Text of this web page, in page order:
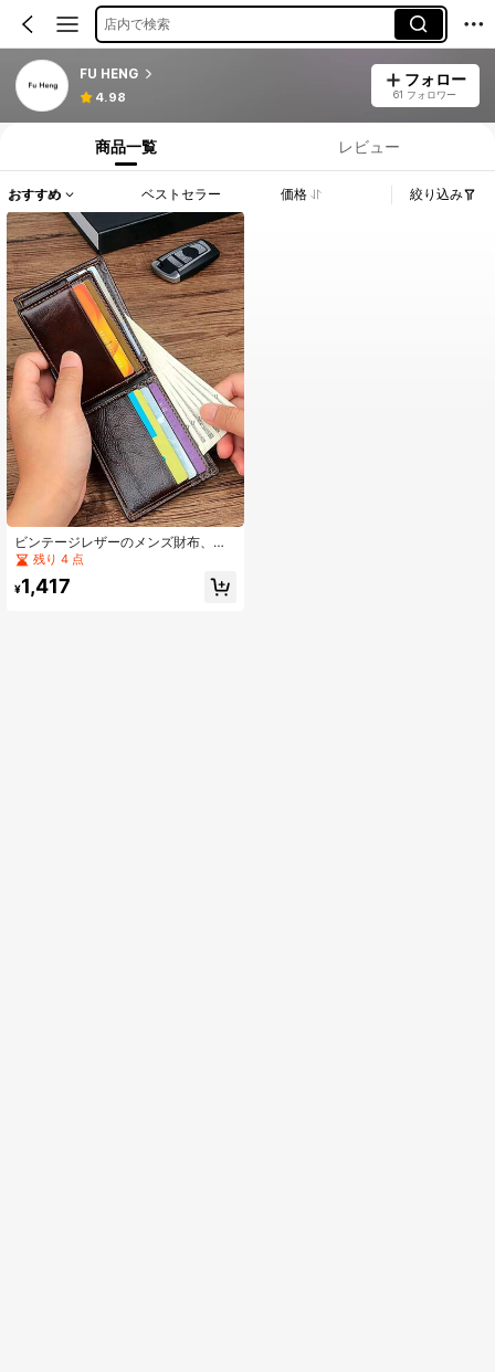
店内で検索
FU HENG
4.98
フォロー
61 フォロワー
商品一覧 レビュー
おすすめ ベストセラー 価格 絞り込み
ビンテージレザーのメンズ財布、ト
ップレイヤーの牛革で作られたショ
ルクリップ、マルチカードクリップ
残り 4 点
¥1,417